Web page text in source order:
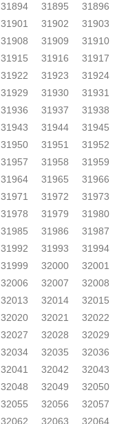
31894 31895
31896
31901 31902
31903
31908 31909
31910
31915 31916
31917
31922 31923
31924
31929 31930
31931
31936 31937
31938
31943 31944
31945
31950 31951
31952
31957 31958
31959
31964 31965
31966
31971 31972
31973
31978 31979
31980
31985 31986
31987
31992 31993
31994
31999 32000
32001
32006 32007
32008
32013 32014
32015
32020 32021
32022
32027 32028
32029
32034 32035
32036
32041 32042
32043
32048 32049
32050
32055 32056
32057
32062 32063
32064